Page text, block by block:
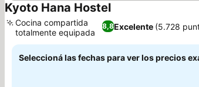
Kyoto Hana Hostel
8,8Excelente (5.728
Cocina compartida
totalmente equipada
Seleccioná las fechas para ver los precios